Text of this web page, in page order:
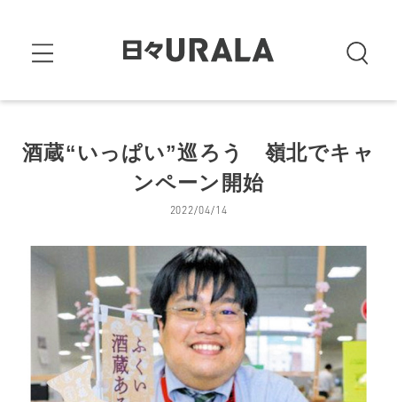
酒蔵“いっぱい”巡ろう 嶺北でキャ
ンペーン開始
2022/04/14